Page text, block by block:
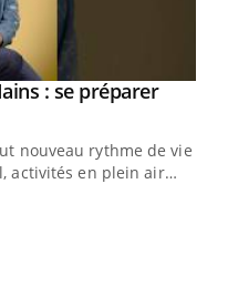
: se préparer
nouveau rythme de vie !
activités en plein air…